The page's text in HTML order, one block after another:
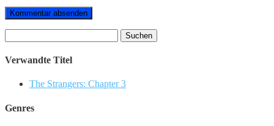
nach:
Verwandte Titel
The Strangers: Chapter 3
Genres